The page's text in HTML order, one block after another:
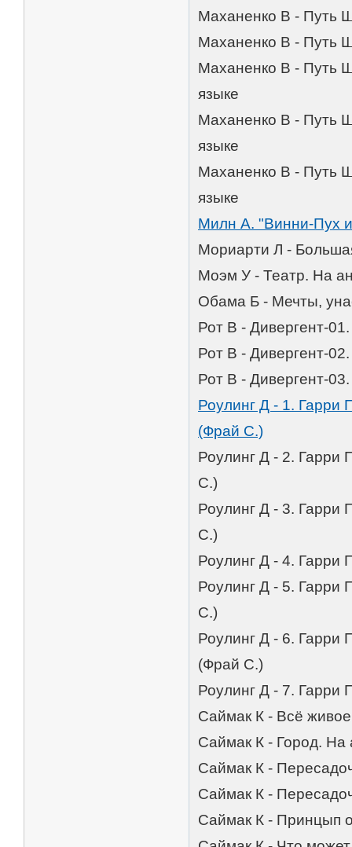
Маханенко В - Путь
Маханенко В - Путь
Маханенко В - Путь
языке
Маханенко В - Путь
языке
Маханенко В - Путь
языке
Милн А. "Винни-Пух и
Мориарти Л -
Моэм У - Театр. На
Обама Б - Мечты,
Рот В - Дивергент-
Рот В - Дивергент-
Рот В - Дивергент-
Роулинг Д - 1. Гарри
(Фрай С.)
Роулинг Д - 2. Гарри
С.)
Роулинг Д - 3. Гарри
С.)
Роулинг Д - 4. Гарри
Роулинг Д - 5. Гарри
С.)
Роулинг Д - 6. Гарри
(Фрай С.)
Роулинг Д - 7. Гарри
Саймак К - Всё
Саймак К - Город. На
Саймак К -
Саймак К -
Саймак К - Принцып